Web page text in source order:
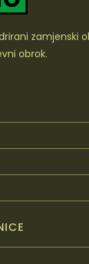
zamjenski
obrok.